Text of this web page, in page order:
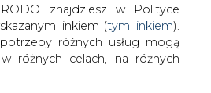
znajdziesz w Polityce
linkiem (tym linkiem).
różnych usług mogą
różnych celach, na różnych